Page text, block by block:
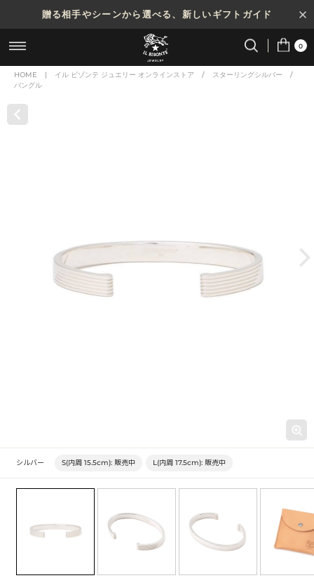
贈る相手やシーンから選べる、新しいギフトガイド
0
HOME | イル ビゾンテ ジュエリー オンラインストア / スターリングシルバー
/
バングル
シルバー S(内周 15.5cm): 販売中 L(内周 17.5cm): 販売中